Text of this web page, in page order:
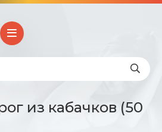
из кабачков (50